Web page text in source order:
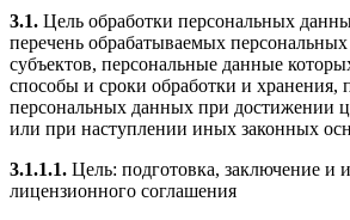
3.1. Цель обработки персональных
перечень обрабатываемых
субъектов, персональные данные
способы и сроки обработки и хранения,
персональных данных при достижении
или при наступлении иных законных
3.1.1.1. Цель: подготовка, заключение и
лицензионного соглашения